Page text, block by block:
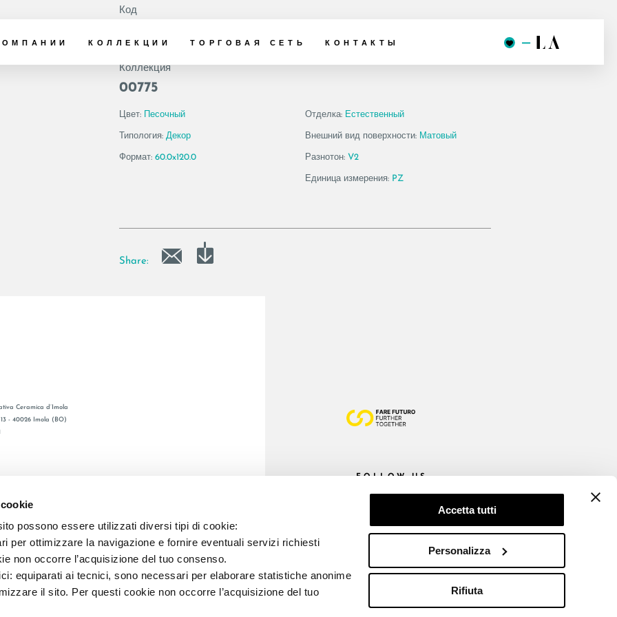
possono essere utilizzati diversi tipi di cookie:
per ottimizzare la navigazione e fornire eventuali servizi richiesti
non occorre l’acquisizione del tuo consenso.
equiparati ai tecnici, sono necessari per elaborare statistiche anonime
il sito. Per questi cookie non occorre l’acquisizione del tuo
Accetta tutti
Personalizza
Rifiuta
КОЛЛЕКЦИИ ТОРГОВАЯ СЕТЬ КОНТАКТЫ
Код
Коллекция
00775
Цвет: Песочный
Типология: Декор
Формат: 60.0x120.0
Отделка: Естественный
Внешний вид поверхности: Матовый
Разнотон: V2
Единица измерения: PZ
Share:
Ceramica d’Imola
- 40026 Imola (BO)
FOLLOW US
E REG. IMPR. BO 00286900378 R.E.A. BO 5545